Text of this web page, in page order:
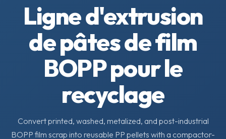
Ligne d'extrusion
de pâtes de film
BOPP pour le
recyclage
Convert printed, washed, metalized, and post-industrial
BOPP film scrap into reusable PP pellets with a compactor-